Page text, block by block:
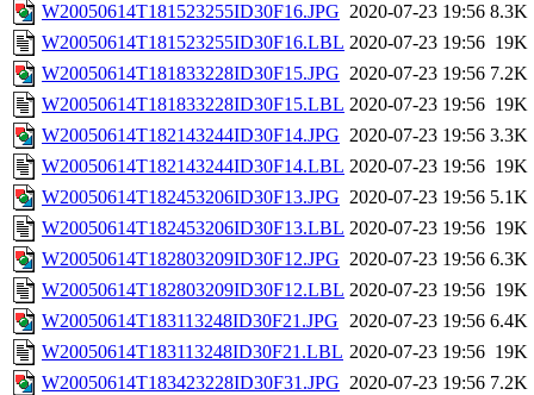
W20050614T181523255ID30F16.JPG 2020-07-23 19:56 8.3K
W20050614T181523255ID30F16.LBL 2020-07-23 19:56 19K
W20050614T181833228ID30F15.JPG 2020-07-23 19:56 7.2K
W20050614T181833228ID30F15.LBL 2020-07-23 19:56 19K
W20050614T182143244ID30F14.JPG 2020-07-23 19:56 3.3K
W20050614T182143244ID30F14.LBL 2020-07-23 19:56 19K
W20050614T182453206ID30F13.JPG 2020-07-23 19:56 5.1K
W20050614T182453206ID30F13.LBL 2020-07-23 19:56 19K
W20050614T182803209ID30F12.JPG 2020-07-23 19:56 6.3K
W20050614T182803209ID30F12.LBL 2020-07-23 19:56 19K
W20050614T183113248ID30F21.JPG 2020-07-23 19:56 6.4K
W20050614T183113248ID30F21.LBL 2020-07-23 19:56 19K
W20050614T183423228ID30F31.JPG 2020-07-23 19:56 7.2K